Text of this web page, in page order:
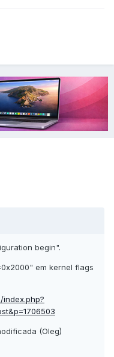
begin".
em kernel flags
(Oleg)